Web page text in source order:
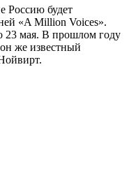
Россию будет
«A Million Voices».
23 мая. В прошлом году
же известный